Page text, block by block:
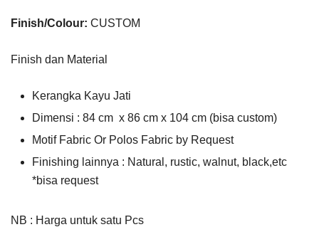
Finish/Colour: CUSTOM
Finish dan Material
Kerangka Kayu Jati
Dimensi : 84 cm x 86 cm x 104 cm (bisa custom)
Motif Fabric Or Polos Fabric by Request
Finishing lainnya : Natural, rustic, walnut, black,etc
*bisa request
NB : Harga untuk satu Pcs